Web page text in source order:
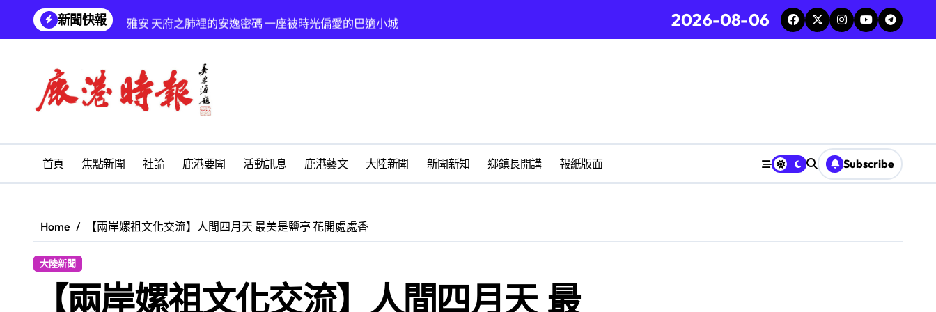
content
新聞快報
雅安 天府之肺裡的安逸密碼 一座被時光偏愛的巴適小城
為鰻魚產業注入活水 找回養殖業者的春天
鹿港文開詩社
梁皇寶懺法會
沙鹿區北勢國中重視鄉土教育 參訪鹿港鎮福靈宮研究王勳將軍
【第十四屆海峽青年薈】兩岸青年福州體驗水上運動
2026-08-06
首頁 焦點新聞 社論 鹿港要聞 活動訊息 鹿港藝文 大陸新聞 新聞新知 鄉鎮長開講 報紙版面 Subscribe
Home 【兩岸嫘祖文化交流】人間四月天 最美是鹽亭 花開處處香
大陸新聞
【兩岸嫘祖文化交流】人間四月天 最